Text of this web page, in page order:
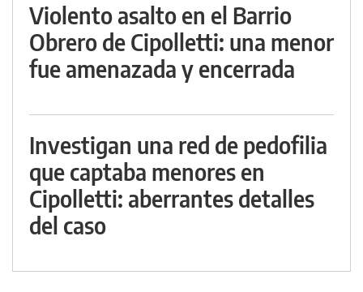
Violento asalto en el Barrio
Obrero de Cipolletti: una menor
fue amenazada y encerrada
Investigan una red de pedofilia
que captaba menores en
Cipolletti: aberrantes detalles
del caso